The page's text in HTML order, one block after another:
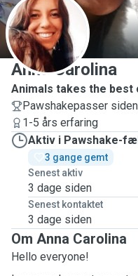
A
Anna Carolina
Animals takes the best
Pawshakepasser
1-5 års erfaring
Aktiv i Pawshake-
3 gange gemt
Senest aktiv
3 dage siden
Senest kontaktet
3 dage siden
Om Anna Carolina
Hello everyone!